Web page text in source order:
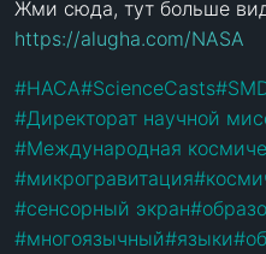
https://alugha.com/NASA
#НАСА#ScienceCasts#
#Директорат научной
#Международная
#микрогравитация#
#сенсорный экран#
#многоязычный#языки#